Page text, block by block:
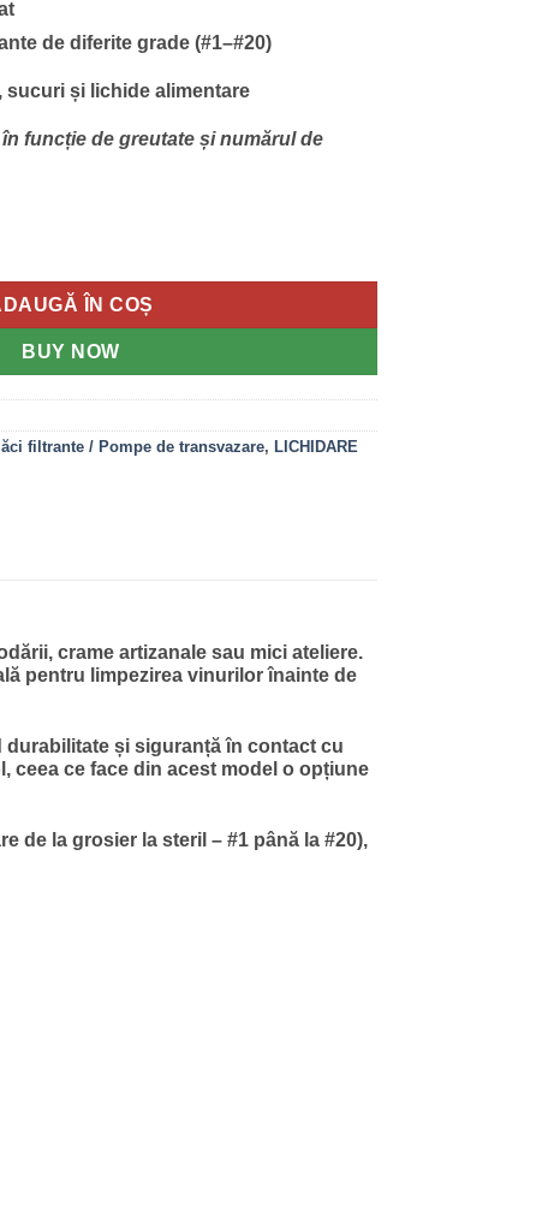
de diferite grade (#1–#20)
sucuri și lichide alimentare
funcție de greutate și numărul de
din metal
ÎN COȘ
BUY NOW
filtrante / Pompe de transvazare, LICHIDARE
crame artizanale sau mici ateliere.
pentru limpezirea vinurilor înainte de
și siguranță în contact cu
ceea ce face din acest model o opțiune
de la grosier la steril – #1 până la #20),